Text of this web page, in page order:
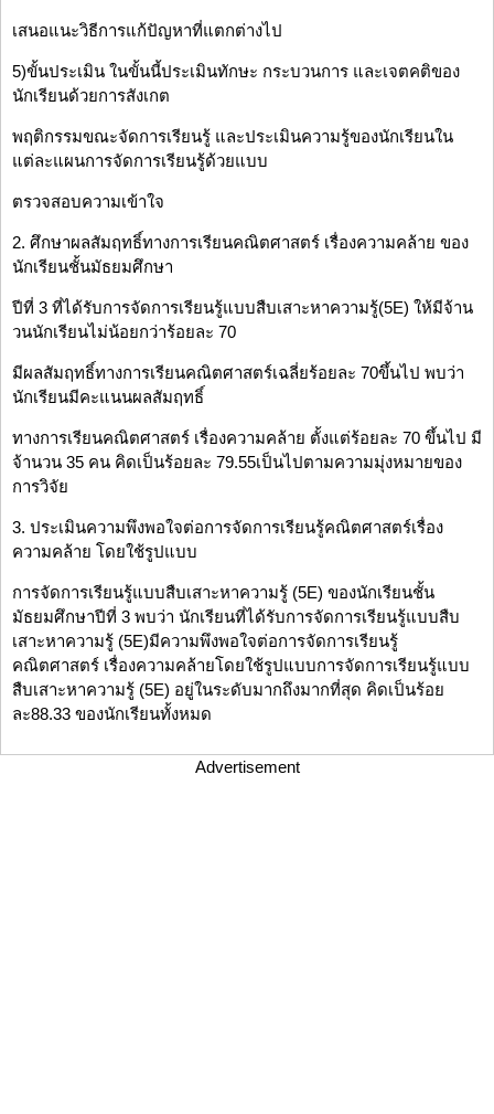
เสนอแนะวิธีการแก้ปัญหาที่แตกต่างไป
5)ขั้นประเมิน ในขั้นนี้ประเมินทักษะ กระบวนการ และเจตคติของ
นักเรียนด้วยการสังเกต
พฤติกรรมขณะจัดการเรียนรู้ และประเมินความรู้ของนักเรียนใน
แต่ละแผนการจัดการเรียนรู้ด้วยแบบ
ตรวจสอบความเข้าใจ
2. ศึกษาผลสัมฤทธิ์ทางการเรียนคณิตศาสตร์ เรื่องความคล้าย ของ
นักเรียนชั้นมัธยมศึกษา
ปีที่ 3 ที่ได้รับการจัดการเรียนรู้แบบสืบเสาะหาความรู้(5E) ให้มีจ้าน
วนนักเรียนไม่น้อยกว่าร้อยละ 70
มีผลสัมฤทธิ์ทางการเรียนคณิตศาสตร์เฉลี่ยร้อยละ 70ขึ้นไป พบว่า
นักเรียนมีคะแนนผลสัมฤทธิ์
ทางการเรียนคณิตศาสตร์ เรื่องความคล้าย ตั้งแต่ร้อยละ 70 ขึ้นไป มี
จ้านวน 35 คน คิดเป็นร้อยละ 79.55เป็นไปตามความมุ่งหมายของ
การวิจัย
3. ประเมินความพึงพอใจต่อการจัดการเรียนรู้คณิตศาสตร์เรื่อง
ความคล้าย โดยใช้รูปแบบ
การจัดการเรียนรู้แบบสืบเสาะหาความรู้ (5E) ของนักเรียนชั้น
มัธยมศึกษาปีที่ 3 พบว่า นักเรียนที่ได้รับการจัดการเรียนรู้แบบสืบ
เสาะหาความรู้ (5E)มีความพึงพอใจต่อการจัดการเรียนรู้
คณิตศาสตร์ เรื่องความคล้ายโดยใช้รูปแบบการจัดการเรียนรู้แบบ
สืบเสาะหาความรู้ (5E) อยู่ในระดับมากถึงมากที่สุด คิดเป็นร้อย
ละ88.33 ของนักเรียนทั้งหมด
Advertisement